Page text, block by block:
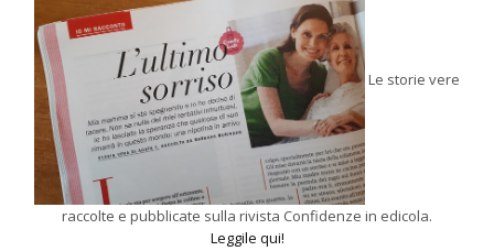
Le storie vere
raccolte e pubblicate sulla rivista Confidenze in edicola.
Leggile qui!